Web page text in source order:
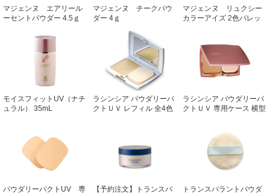
マジェンヌ エアリール
ーセントパウダー 4.5ｇ
マジェンヌ チークパウ
ダー 4ｇ
マジェンヌ リュクシー
カラーアイズ 2色パレッ
モイスフィットUV（ナチ
ュラル） 35mL
ラシンシア パウダリーパ
クトＵＶ レフィル 全4色
ラシンシア パウダリーパ
クトＵＶ 専用ケース 横型
パウダリーパクトUV 専
【予約注文】トランスパ
トランスパラントパウダ